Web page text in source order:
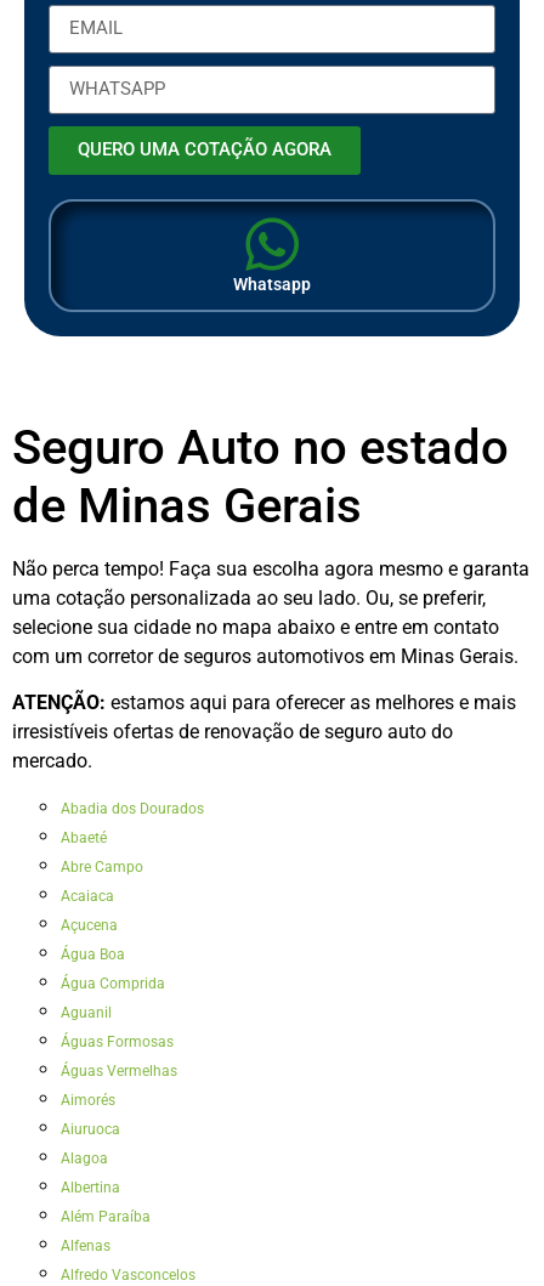
QUERO UMA COTAÇÃO AGORA
Whatsapp
Seguro Auto no estado
de Minas Gerais
Não perca tempo! Faça sua escolha agora mesmo e garanta
uma cotação personalizada ao seu lado. Ou, se preferir,
selecione sua cidade no mapa abaixo e entre em contato
com um corretor de seguros automotivos em Minas Gerais.
ATENÇÃO: estamos aqui para oferecer as melhores e mais
irresistíveis ofertas de renovação de seguro auto do
mercado.
Abadia dos Dourados
Abaeté
Abre Campo
Acaiaca
Açucena
Água Boa
Água Comprida
Aguanil
Águas Formosas
Águas Vermelhas
Aimorés
Aiuruoca
Alagoa
Albertina
Além Paraíba
Alfenas
Alfredo Vasconcelos